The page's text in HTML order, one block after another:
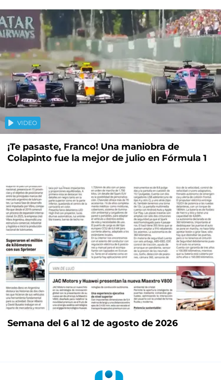
VIDEO
¡Te pasaste, Franco! Una maniobra de
Colapinto fue la mejor de julio en Fórmula 1
Semana del 6 al 12 de agosto de 2026